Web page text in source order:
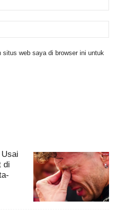
web saya di browser ini untuk
di